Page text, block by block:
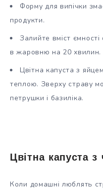
Форму для випічки
продукти.
Залийте вміст
в жаровню на 20 хвилин.
Цвітна капуста з
теплою. Зверху страву
петрушки і базиліка.
Цвітна капуста
Коли домашні люблять